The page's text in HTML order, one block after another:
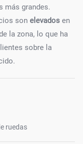
más grandes.
son elevados en
la zona, lo que ha
sobre la
ruedas